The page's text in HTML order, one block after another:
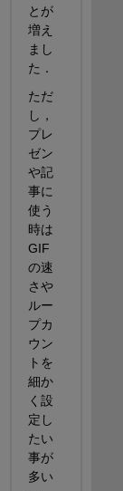
とが
増え
まし
た．
ただ
し，
プレ
ゼン
や記
事に
使う
時は
GIF
の速
さや
ルー
プカ
ウン
トを
細か
く設
定し
たい
事が
多い